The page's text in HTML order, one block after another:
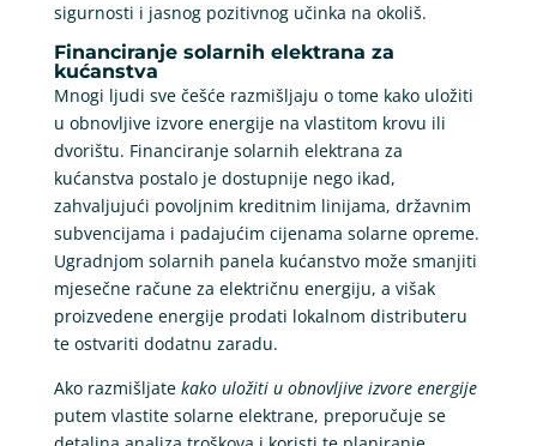
sigurnosti i jasnog pozitivnog učinka na okoliš.
Financiranje solarnih elektrana za
kućanstva
Mnogi ljudi sve češće razmišljaju o tome kako uložiti
u obnovljive izvore energije na vlastitom krovu ili
dvorištu. Financiranje solarnih elektrana za
kućanstva postalo je dostupnije nego ikad,
zahvaljujući povoljnim kreditnim linijama, državnim
subvencijama i padajućim cijenama solarne opreme.
Ugradnjom solarnih panela kućanstvo može smanjiti
mjesečne račune za električnu energiju, a višak
proizvedene energije prodati lokalnom distributeru
te ostvariti dodatnu zaradu.
Ako razmišljate kako uložiti u obnovljive izvore energije
putem vlastite solarne elektrane, preporučuje se